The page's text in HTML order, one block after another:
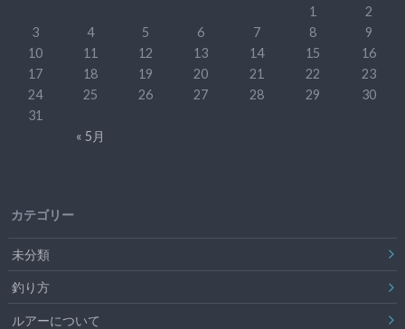
« 5月
1
2
3
4 5 6 7 8
9
10
11 12 13 14 15
16
17
18 19 20 21 22
23
24
25 26 27 28 29
30
31
カテゴリー
未分類
釣り方
ルアーについて